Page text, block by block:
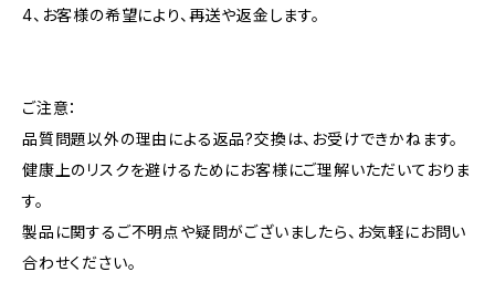
4、お客様の希望により、再送や返金します。
ご注意：
品質問題以外の理由による返品?交換は、お受けできかねます。
健康上のリスクを避けるためにお客様にご理解いただいておりま
す。
製品に関するご不明点や疑問がございましたら、お気軽にお問い
合わせください。